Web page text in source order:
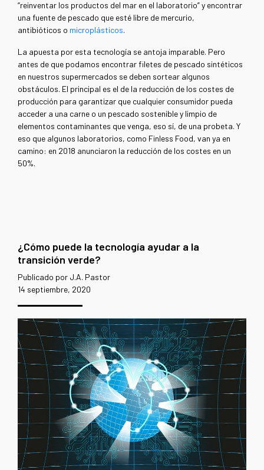
“reinventar los productos del mar en el laboratorio” y encontrar
una fuente de pescado que esté libre de mercurio,
antibióticos o microplásticos.
La apuesta por esta tecnología se antoja imparable. Pero
antes de que podamos encontrar filetes de pescado sintéticos
en nuestros supermercados se deben sortear algunos
obstáculos. El principal es el de la reducción de los costes de
producción para garantizar que cualquier consumidor pueda
acceder a una carne o un pescado sostenible y limpio de
elementos contaminantes que venga, eso sí, de una probeta. Y
eso que algunos laboratorios, como Finless Food, van ya en
camino: en 2018 anunciaron la reducción de los costes en un
50%.
¿Cómo puede la tecnología ayudar a la
transición verde?
Publicado por J.A. Pastor
14 septiembre, 2020